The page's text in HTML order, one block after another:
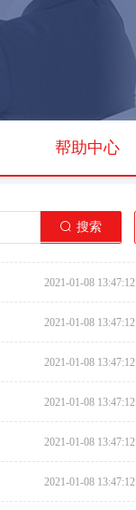
帮助中心
搜索
2021-01-08 13:47:12
2021-01-08 13:47:12
2021-01-08 13:47:12
2021-01-08 13:47:12
2021-01-08 13:47:12
2021-01-08 13:47:12